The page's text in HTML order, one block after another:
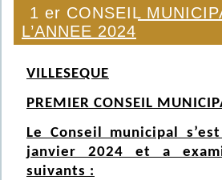
1 er CONSEIL
L’ANNEE 2024
VILLESEQUE
PREMIER CONSEIL
Le Conseil municipal
janvier 2024 et a
suivants :